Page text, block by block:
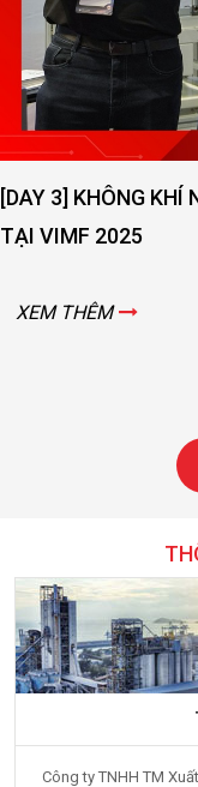
3 NGẬP TRÀN
Công ty TNHH TM